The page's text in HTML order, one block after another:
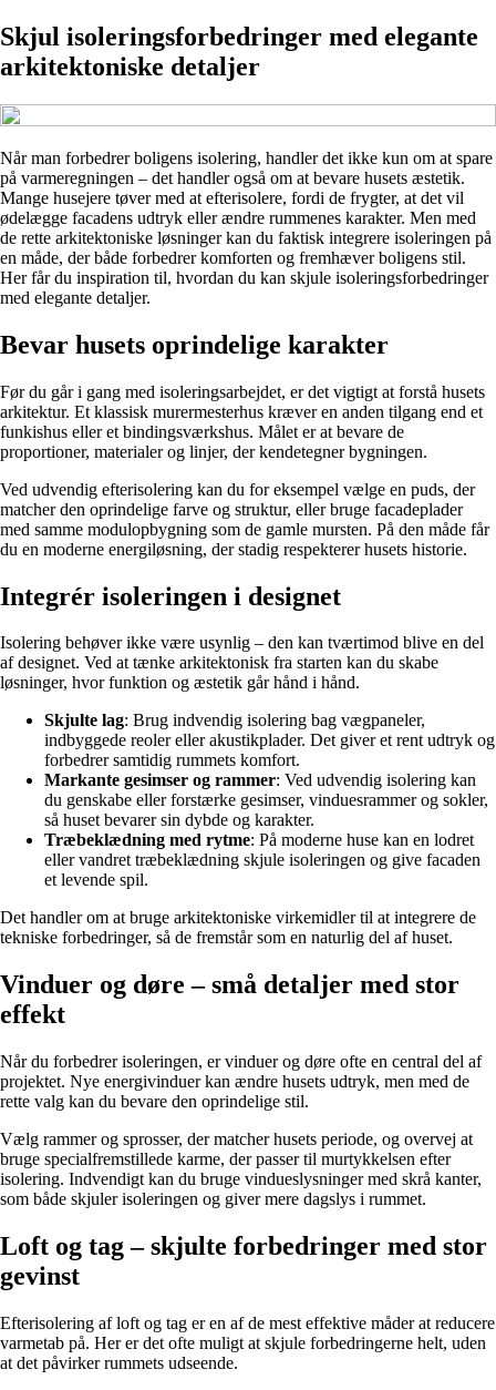
Skjul isoleringsforbedringer med elegante
arkitektoniske detaljer
Når man forbedrer boligens isolering, handler det ikke kun om at spare
på varmeregningen – det handler også om at bevare husets æstetik.
Mange husejere tøver med at efterisolere, fordi de frygter, at det vil
ødelægge facadens udtryk eller ændre rummenes karakter. Men med
de rette arkitektoniske løsninger kan du faktisk integrere isoleringen på
en måde, der både forbedrer komforten og fremhæver boligens stil.
Her får du inspiration til, hvordan du kan skjule isoleringsforbedringer
med elegante detaljer.
Bevar husets oprindelige karakter
Før du går i gang med isoleringsarbejdet, er det vigtigt at forstå husets
arkitektur. Et klassisk murermesterhus kræver en anden tilgang end et
funkishus eller et bindingsværkshus. Målet er at bevare de
proportioner, materialer og linjer, der kendetegner bygningen.
Ved udvendig efterisolering kan du for eksempel vælge en puds, der
matcher den oprindelige farve og struktur, eller bruge facadeplader
med samme modulopbygning som de gamle mursten. På den måde får
du en moderne energiløsning, der stadig respekterer husets historie.
Integrér isoleringen i designet
Isolering behøver ikke være usynlig – den kan tværtimod blive en del
af designet. Ved at tænke arkitektonisk fra starten kan du skabe
løsninger, hvor funktion og æstetik går hånd i hånd.
Skjulte lag: Brug indvendig isolering bag vægpaneler,
indbyggede reoler eller akustikplader. Det giver et rent udtryk og
forbedrer samtidig rummets komfort.
Markante gesimser og rammer: Ved udvendig isolering kan
du genskabe eller forstærke gesimser, vinduesrammer og sokler,
så huset bevarer sin dybde og karakter.
Træbeklædning med rytme: På moderne huse kan en lodret
eller vandret træbeklædning skjule isoleringen og give facaden
et levende spil.
Det handler om at bruge arkitektoniske virkemidler til at integrere de
tekniske forbedringer, så de fremstår som en naturlig del af huset.
Vinduer og døre – små detaljer med stor
effekt
Når du forbedrer isoleringen, er vinduer og døre ofte en central del af
projektet. Nye energivinduer kan ændre husets udtryk, men med de
rette valg kan du bevare den oprindelige stil.
Vælg rammer og sprosser, der matcher husets periode, og overvej at
bruge specialfremstillede karme, der passer til murtykkelsen efter
isolering. Indvendigt kan du bruge vindueslysninger med skrå kanter,
som både skjuler isoleringen og giver mere dagslys i rummet.
Loft og tag – skjulte forbedringer med stor
gevinst
Efterisolering af loft og tag er en af de mest effektive måder at reducere
varmetab på. Her er det ofte muligt at skjule forbedringerne helt, uden
at det påvirker rummets udseende.